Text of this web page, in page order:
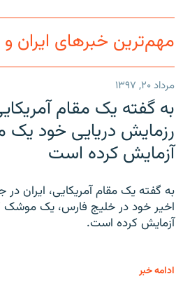
مهم‌ترین خبرهای ایران
مرداد ۲۰, ۱۳۹۷
به گفته یک مقام
رزمایش دریایی خود
آزمایش کرده است
به گفته یک مقام آمریکایی، ایران در
اخیر خود در خلیج فارس، یک موشک
آزمایش کرده است.
ادامه خبر